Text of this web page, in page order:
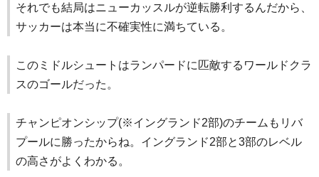
それでも結局はニューカッスルが逆転勝利するんだから、
サッカーは本当に不確実性に満ちている。
このミドルシュートはランパードに匹敵するワールドクラ
スのゴールだった。
チャンピオンシップ(※イングランド2部)のチームもリバ
プールに勝ったからね。イングランド2部と3部のレベル
の高さがよくわかる。